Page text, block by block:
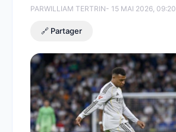
PARWILLIAM TERTRIN- 15 MAI 2026, 09:20
🔗 Partager